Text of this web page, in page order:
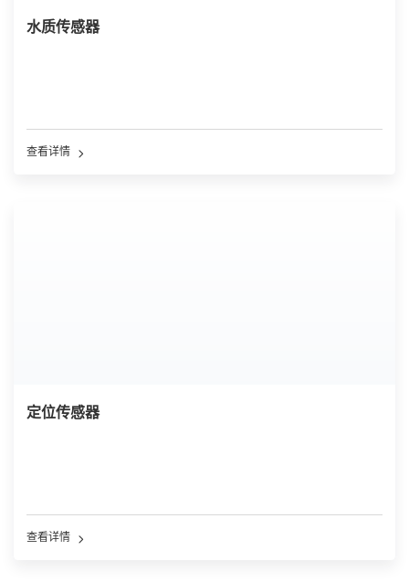
水质传感器
查看详情
定位传感器
查看详情